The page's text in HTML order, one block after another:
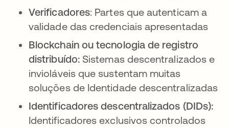
Verificadores: Partes que autenticam a
validade das credenciais apresentadas
Blockchain ou tecnologia de registro
distribuído:Sistemas descentralizados e
invioláveis que sustentam muitas
soluções de Identidade descentralizadas
Identificadores descentralizados (DIDs):
Identificadores exclusivos controlados